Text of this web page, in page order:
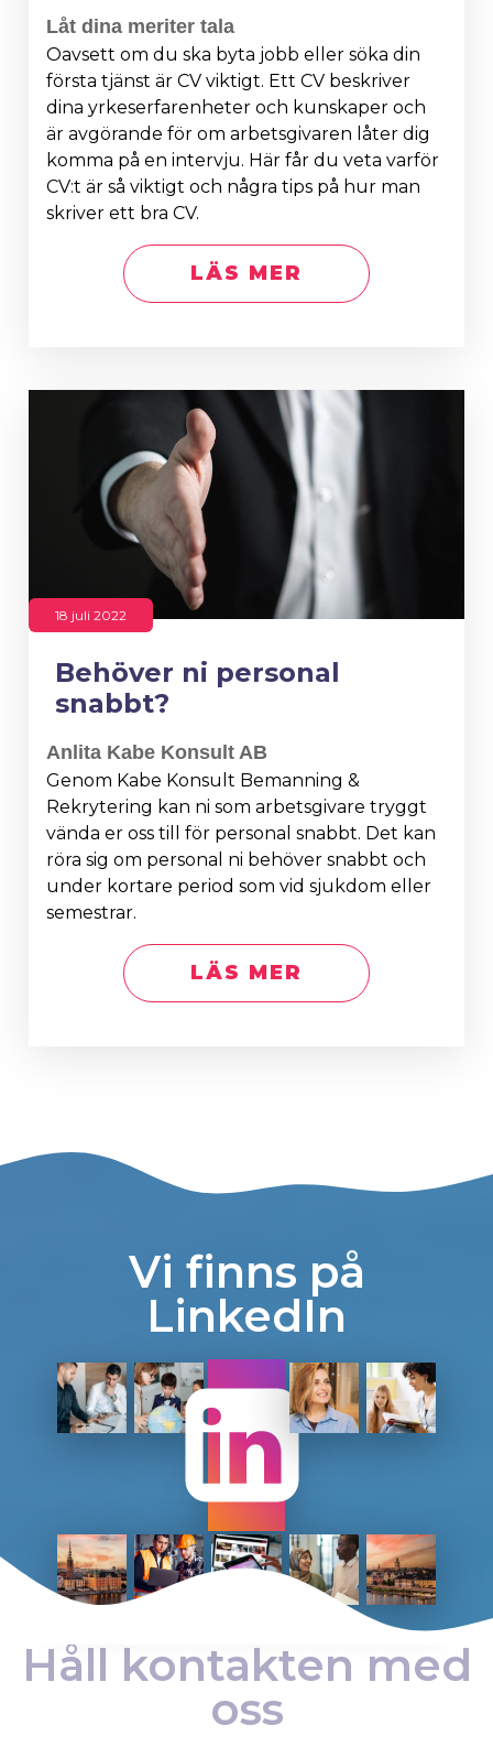
Låt dina meriter tala
Oavsett om du ska byta jobb eller söka din
första tjänst är CV viktigt. Ett CV beskriver
dina yrkeserfarenheter och kunskaper och
är avgörande för om arbetsgivaren låter dig
komma på en intervju. Här får du veta varför
CV:t är så viktigt och några tips på hur man
skriver ett bra CV.
LÄS MER
18 juli 2022
Behöver ni personal
snabbt?
Anlita Kabe Konsult AB
Genom Kabe Konsult Bemanning &
Rekrytering kan ni som arbetsgivare tryggt
vända er oss till för personal snabbt. Det kan
röra sig om personal ni behöver snabbt och
under kortare period som vid sjukdom eller
semestrar.
LÄS MER
Vi finns på
LinkedIn
Håll kontakten med
oss